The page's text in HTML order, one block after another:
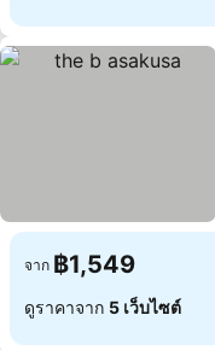
จาก ฿1,549
ดูราคาจาก 5 เว็บไซต์